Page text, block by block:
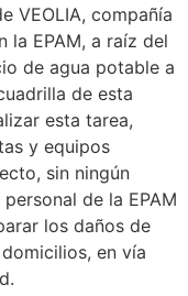
VEOLIA, compañía
la EPAM, a raíz del
de agua potable a
de esta
esta tarea,
y equipos
sin ningún
de la EPAM
los daños de
en vía